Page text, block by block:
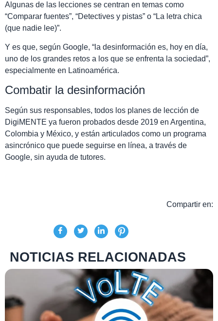
Algunas de las lecciones se centran en temas como
“Comparar fuentes”, “Detectives y pistas” o “La letra chica
(que nadie lee)”.
Y es que, según Google, “la desinformación es, hoy en día,
uno de los grandes retos a los que se enfrenta la sociedad”,
especialmente en Latinoamérica.
Combatir la desinformación
Según sus responsables, todos los planes de lección de
DigiMENTE ya fueron probados desde 2019 en Argentina,
Colombia y México, y están articulados como un programa
asincrónico que puede seguirse en línea, a través de
Google, sin ayuda de tutores.
Compartir en:
NOTICIAS RELACIONADAS